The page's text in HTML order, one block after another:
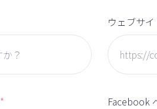
ウェブサイ
* Facebook